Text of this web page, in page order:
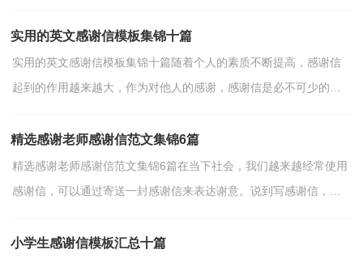
实用的英文感谢信模板集锦十篇
实用的英文感谢信模板集锦十篇随着个人的素质不断提高，感谢信
起到的作用越来越大，作为对他人的感谢，感谢信是必不可少的。
精选感谢老师感谢信范文集锦6篇
精选感谢老师感谢信范文集锦6篇在当下社会，我们越来越经常使用
感谢信，可以通过寄送一封感谢信来表达谢意。说到写感谢信，相
小学生感谢信模板汇总十篇